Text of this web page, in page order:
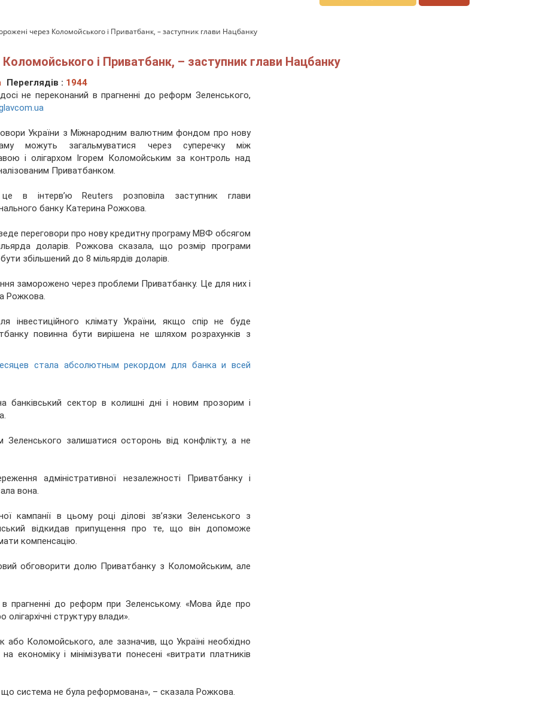
через Коломойського і Приватбанк, – заступник глави Нацбанку
і Приватбанк, – заступник глави Нацбанку
Переглядів : 1944
не переконаний в прагненні до реформ Зеленського,
України з Міжнародним валютним фондом про нову
можуть загальмуватися через суперечку між
і олігархом Ігорем Коломойським за контроль над
Приватбанком.
в інтерв’ю Reuters розповіла заступник глави
банку Катерина Рожкова.
переговори про нову кредитну програму МВФ обсягом
доларів. Рожкова сказала, що розмір програми
збільшений до 8 мільярдів доларів.
заморожено через проблеми Приватбанку. Це для них і
Рожкова.
інвестиційного клімату України, якщо спір не буде
повинна бути вирішена не шляхом розрахунків з
стала абсолютным рекордом для банка и всей
банківський сектор в колишні дні і новим прозорим і
залишатися осторонь від конфлікту, а не
адміністративної незалежності Приватбанку і
вона.
кампанії в цьому році ділові зв’язки Зеленського з
відкидав припущення про те, що він допоможе
компенсацію.
обговорити долю Приватбанку з Коломойським, але
прагненні до реформ при Зеленському. «Мова йде про
структуру влади».
Коломойського, але зазначив, що Україні необхідно
економіку і мінімізувати понесені «витрати платників
система не була реформована», – сказала Рожкова.